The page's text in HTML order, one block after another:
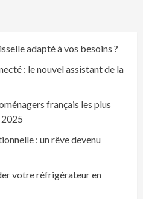
adapté à vos besoins ?
: le nouvel assistant de la
français les plus
2025
: un rêve devenu
votre réfrigérateur en